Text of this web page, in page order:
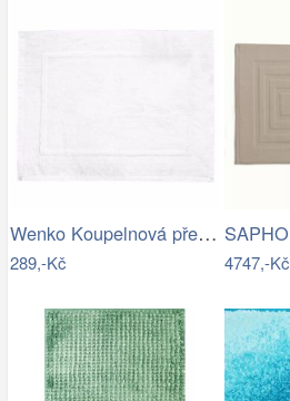
Wenko Koupelnová předložka TERRY…
289,-Kč 4747,-Kč